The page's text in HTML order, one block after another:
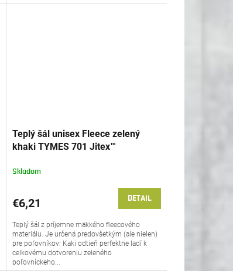
Teplý šál unisex Fleece zelený
khaki TYMES 701 Jitex™
Skladom
€6,21 DETAIL
Teplý šál z príjemne mäkkého fleecového
materiálu. Je určená predovšetkým (ale nielen)
pre poľovníkov: Kaki odtieň perfektne ladí k
celkovému dotvoreniu zeleného
poľovníckeho...